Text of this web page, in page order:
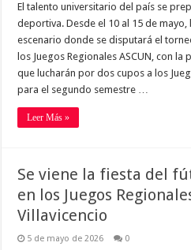
El talento universitario del país se
deportiva. Desde el 10 al 15 de mayo,
escenario donde se disputará el
los Juegos Regionales ASCUN, con
que lucharán por dos cupos a los
para el segundo semestre …
Leer Más »
Se viene la fiesta del
en los Juegos
Villavicencio
5 de mayo de 2026 0